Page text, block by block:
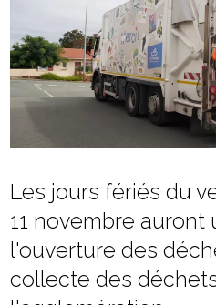
Les jours fériés du
11 novembre auront
l'ouverture des
collecte des